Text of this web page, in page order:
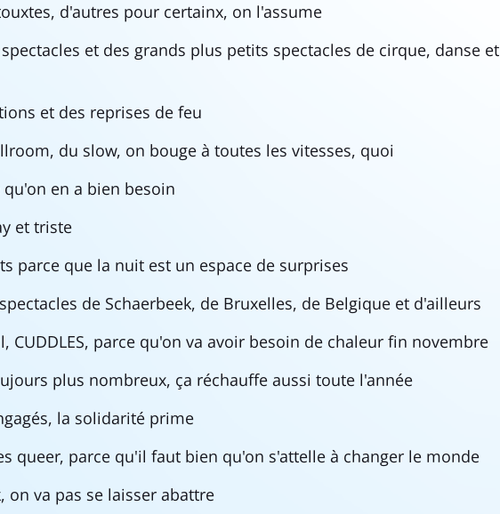
d'autres pour certainx, on l'assume
et des grands plus petits spectacles de cirque, danse et
et des reprises de feu
du slow, on bouge à toutes les vitesses, quoi
en a bien besoin
et triste
parce que la nuit est un espace de surprises
de Schaerbeek, de Bruxelles, de Belgique et d'ailleurs
CUDDLES, parce qu'on va avoir besoin de chaleur fin novembre
plus nombreux, ça réchauffe aussi toute l'année
la solidarité prime
queer, parce qu'il faut bien qu'on s'attelle à changer le monde
on va pas se laisser abattre